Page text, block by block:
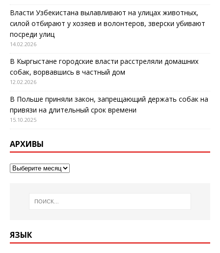
Власти Узбекистана вылавливают на улицах животных,
силой отбирают у хозяев и волонтеров, зверски убивают
посреди улиц
14.02.2026
В Кыргыстане городские власти расстреляли домашних
собак, ворвавшись в частный дом
12.02.2026
В Польше приняли закон, запрещающий держать собак на
привязи на длительный срок времени
15.10.2025
АРХИВЫ
ЯЗЫК